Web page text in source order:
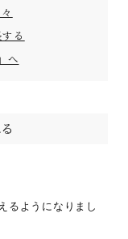
る
へ
るようになりまし